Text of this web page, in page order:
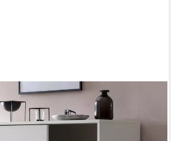
100cm für 20 Paar Schuhe
(Schuhschrank Holz Weiß
Schuhregal Flur 20 Paar Schuhe,